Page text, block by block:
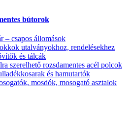
bútorok
– csapos állomások
utalványokhoz, rendelésekhez
és tálcák
szerelhető rozsdamentes acél polcok
és hamutartók
mosdók, mosogató asztalok